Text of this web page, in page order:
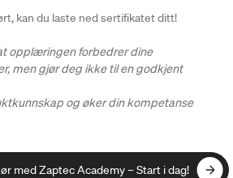
kan du laste ned sertifikatet ditt!
opplæringen forbedrer dine
men gjør deg ikke til en godkjent
og øker din kompetanse
med Zaptec Academy – Start i dag!
med Zaptec Academy – Start i dag!